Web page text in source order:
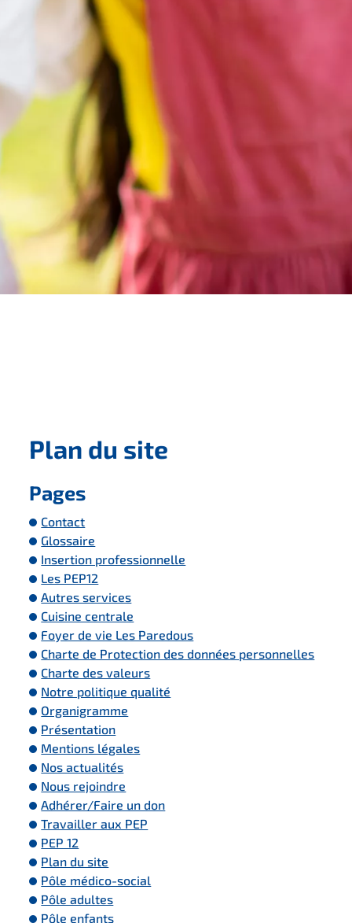
Plan du site
Pages
Contact
Glossaire
Insertion professionnelle
Les PEP12
Autres services
Cuisine centrale
Foyer de vie Les Paredous
Charte de Protection des données personnelles
Charte des valeurs
Notre politique qualité
Organigramme
Présentation
Mentions légales
Nos actualités
Nous rejoindre
Adhérer/Faire un don
Travailler aux PEP
PEP 12
Plan du site
Pôle médico-social
Pôle adultes
Pôle enfants